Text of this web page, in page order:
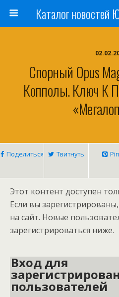
Спорный Opus
Копполы. Ключ К
Поделиться Твитнуть Pin
Этот контент доступен
Если вы
на сайт. Новые
зарегистрироваться ниже.
Вход для
пользователей